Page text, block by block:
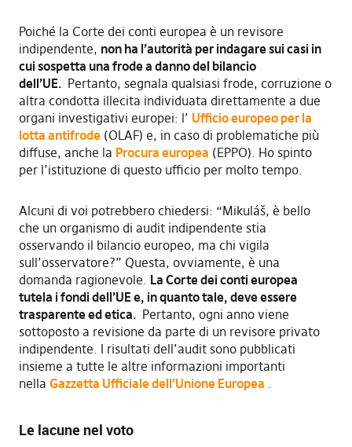
Poiché la Corte dei conti europea è un revisore
indipendente, non ha l’autorità per indagare sui casi in
cui sospetta una frode a danno del bilancio
dell’UE. Pertanto, segnala qualsiasi frode, corruzione o
altra condotta illecita individuata direttamente a due
organi investigativi europei: l’ Ufficio europeo per la
lotta antifrode(OLAF) e, in caso di problematiche più
diffuse, anche la Procura europea (EPPO). Ho spinto
per l’istituzione di questo ufficio per molto tempo.
Alcuni di voi potrebbero chiedersi: “Mikuláš, è bello
che un organismo di audit indipendente stia
osservando il bilancio europeo, ma chi vigila
sull’osservatore?” Questa, ovviamente, è una
domanda ragionevole. La Corte dei conti europea
tutela i fondi dell’UE e, in quanto tale, deve essere
trasparente ed etica. Pertanto, ogni anno viene
sottoposto a revisione da parte di un revisore privato
indipendente. I risultati dell’audit sono pubblicati
insieme a tutte le altre informazioni importanti
nella Gazzetta Ufficiale dell’Unione Europea .
Le lacune nel voto